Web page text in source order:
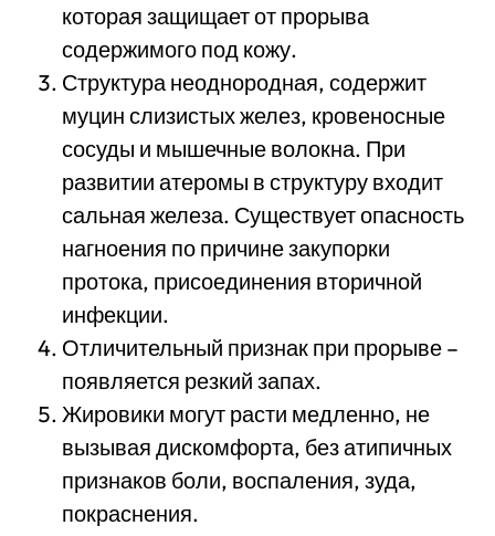
которая защищает от прорыва
содержимого под кожу.
Структура неоднородная, содержит
муцин слизистых желез, кровеносные
сосуды и мышечные волокна. При
развитии атеромы в структуру входит
сальная железа. Существует опасность
нагноения по причине закупорки
протока, присоединения вторичной
инфекции.
Отличительный признак при прорыве –
появляется резкий запах.
Жировики могут расти медленно, не
вызывая дискомфорта, без атипичных
признаков боли, воспаления, зуда,
покраснения.